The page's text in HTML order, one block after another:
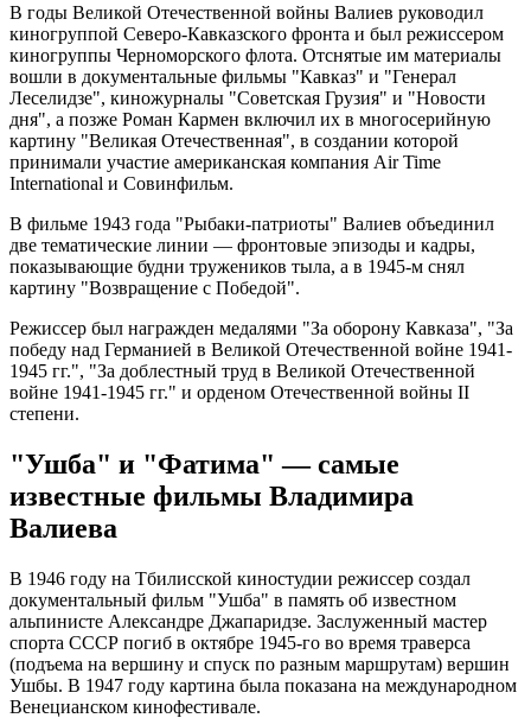
В годы Великой Отечественной войны Валиев руководил
киногруппой Северо-Кавказского фронта и был режиссером
киногруппы Черноморского флота. Отснятые им материалы
вошли в документальные фильмы "Кавказ" и "Генерал
Леселидзе", киножурналы "Советская Грузия" и "Новости
дня", а позже Роман Кармен включил их в многосерийную
картину "Великая Отечественная", в создании которой
принимали участие американская компания Air Time
International и Совинфильм.
В фильме 1943 года "Рыбаки-патриоты" Валиев объединил
две тематические линии — фронтовые эпизоды и кадры,
показывающие будни тружеников тыла, а в 1945-м снял
картину "Возвращение с Победой".
Режиссер был награжден медалями "За оборону Кавказа", "За
победу над Германией в Великой Отечественной войне 1941-
1945 гг.", "За доблестный труд в Великой Отечественной
войне 1941-1945 гг." и орденом Отечественной войны II
степени.
"Ушба" и "Фатима" — самые
известные фильмы Владимира
Валиева
В 1946 году на Тбилисской киностудии режиссер создал
документальный фильм "Ушба" в память об известном
альпинисте Александре Джапаридзе. Заслуженный мастер
спорта СССР погиб в октябре 1945-го во время траверса
(подъема на вершину и спуск по разным маршрутам) вершин
Ушбы. В 1947 году картина была показана на международном
Венецианском кинофестивале.